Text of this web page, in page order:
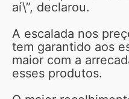
aí\”, declarou.
A escalada nos
tem garantido aos
maior com a
esses produtos.